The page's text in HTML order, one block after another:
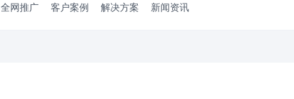
全网推广 客户案例 解决方案 新闻资讯